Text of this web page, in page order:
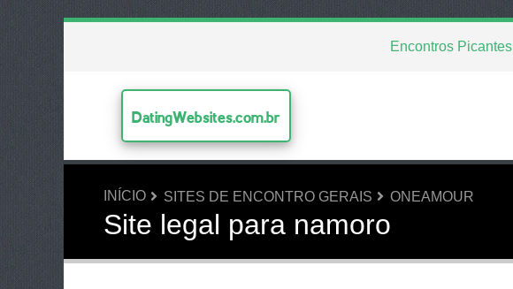
Encontros Picantes
DatingWebsites.com.br
INÍCIO SITES DE ENCONTRO GERAIS ONEAMOUR
Site legal para namoro